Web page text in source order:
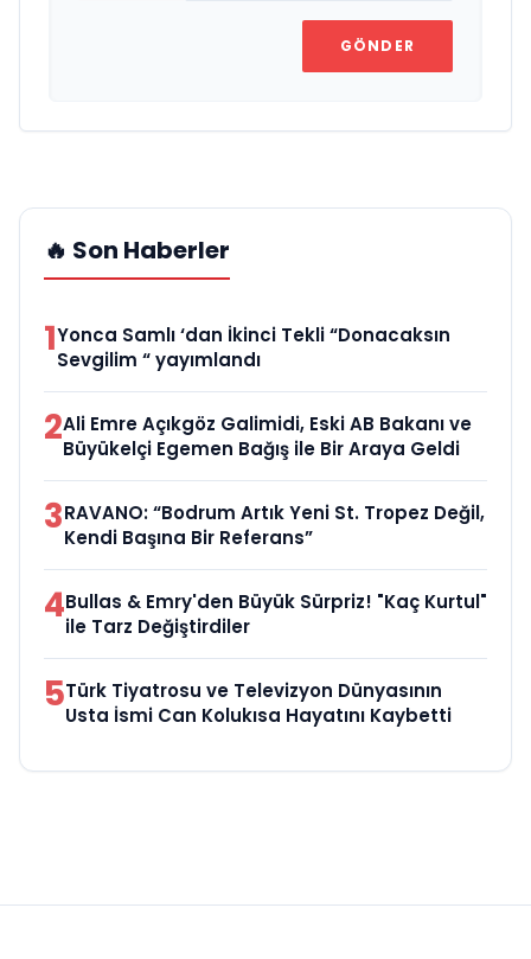
GÖNDER
🔥 Son Haberler
1Yonca Samlı ‘dan İkinci Tekli “Donacaksın
Sevgilim “ yayımlandı
2Ali Emre Açıkgöz Galimidi, Eski AB Bakanı ve
Büyükelçi Egemen Bağış ile Bir Araya Geldi
3RAVANO: “Bodrum Artık Yeni St. Tropez Değil,
Kendi Başına Bir Referans”
4Bullas & Emry'den Büyük Sürpriz! "Kaç Kurtul"
ile Tarz Değiştirdiler
5Türk Tiyatrosu ve Televizyon Dünyasının
Usta İsmi Can Kolukısa Hayatını Kaybetti